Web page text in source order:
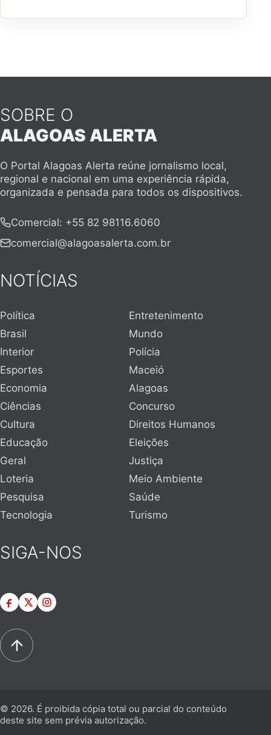
SOBRE O
ALAGOAS ALERTA
O Portal Alagoas Alerta reúne jornalismo local,
regional e nacional em uma experiência rápida,
organizada e pensada para todos os dispositivos.
Comercial: +55 82 98116.6060
comercial@alagoasalerta.com.br
NOTÍCIAS
Política
Entretenimento
Brasil
Mundo
Interior
Polícia
Esportes
Maceió
Economia
Alagoas
Ciências
Concurso
Cultura
Direitos Humanos
Educação
Eleições
Geral
Justiça
Loteria
Meio Ambiente
Pesquisa
Saúde
Tecnologia
Turismo
SIGA-NOS
© 2026. É proibida cópia total ou parcial do conteúdo
deste site sem prévia autorização.